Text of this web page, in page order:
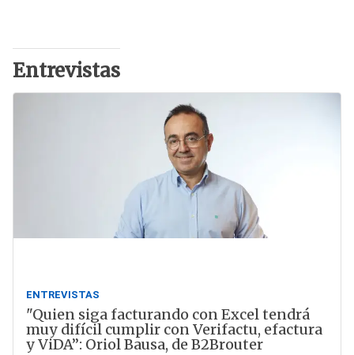
Entrevistas
ENTREVISTAS
"Quien siga facturando con Excel tendrá
muy difícil cumplir con Verifactu, efactura
y ViDA”: Oriol Bausa, de B2Brouter